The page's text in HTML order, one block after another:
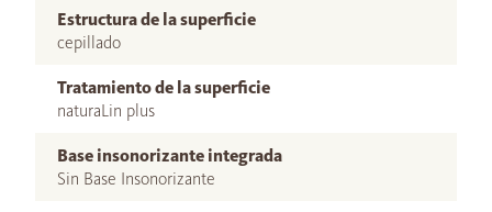
Estructura de la superficie
cepillado
Tratamiento de la superficie
naturaLin plus
Base insonorizante integrada
Sin Base Insonorizante